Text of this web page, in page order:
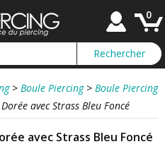
0
> Boule Piercing > Boule Piercing
avec Strass Bleu Foncé
avec Strass Bleu Foncé